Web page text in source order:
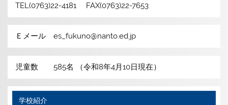
TEL(0763)22-4181 FAX(0763)22-7653
Ｅメール es_fukuno@nanto.ed.jp
児童数 585名 （令和8年4月10日現在）
学校紹介